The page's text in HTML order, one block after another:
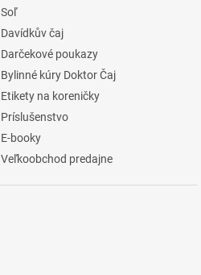
Soľ
Davídkův čaj
Darčekové poukazy
Bylinné kúry Doktor Čaj
Etikety na koreničky
Príslušenstvo
E-booky
Veľkoobchod predajne